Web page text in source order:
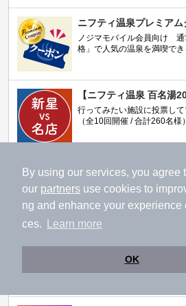
By using our services, you agree
our partners use cookies to
ng and enhance your experience
ces.
Learn more
OK
ニフティ温泉プレミアム
ノジマモバイル会員向け
格」で人気の温泉を満喫でき
【ニフティ温泉 百名湯
行ってみたい施設に投票し
（全10回開催 / 合計260名様）
岩盤浴特集
日本全国の岩盤浴情報だけ
検索！
温泉にもっと行きたくなる